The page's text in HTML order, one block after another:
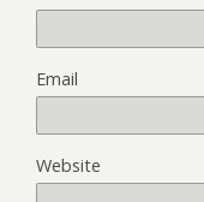
Email
Website